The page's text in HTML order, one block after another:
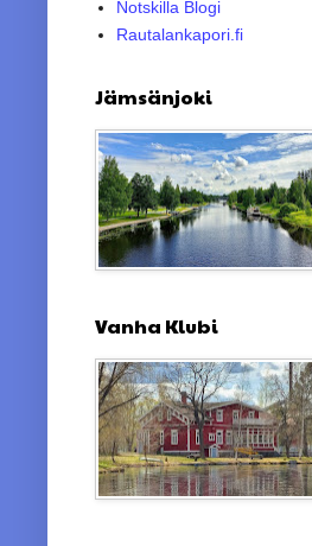
Notskilla Blogi
Rautalankapori.fi
Jämsänjoki
Vanha Klubi